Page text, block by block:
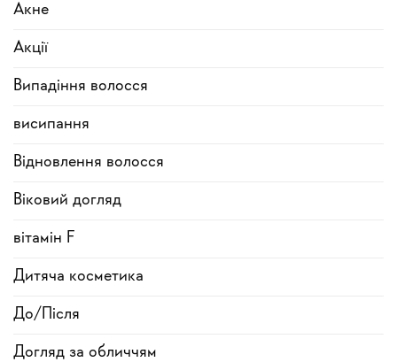
Акне
Акції
Випадіння волосся
висипання
Відновлення волосся
Віковий догляд
вітамін F
Дитяча косметика
До/Після
Догляд за обличчям